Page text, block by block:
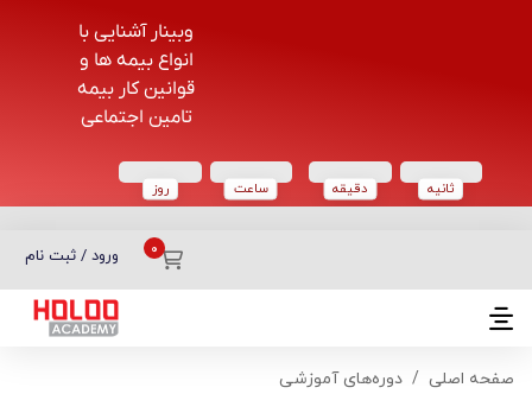
وبینار آشنایی با
انواع بیمه ها و
قوانین کار بیمه
تامین اجتماعی
روز ساعت‌ دقیقه ثانیه
ورود / ثبت نام
صفحه اصلی
دوره‌های آموزشی